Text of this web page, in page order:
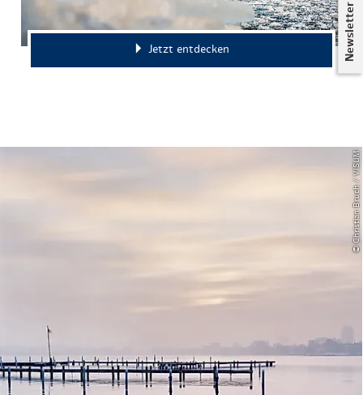
Newsletter
Jetzt entdecken
© Christian Bruch / VISUM